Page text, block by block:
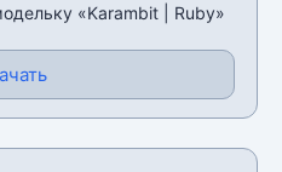
«Karambit | Ruby»